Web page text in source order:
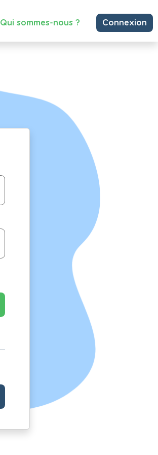
Qui sommes-nous ? Connexion